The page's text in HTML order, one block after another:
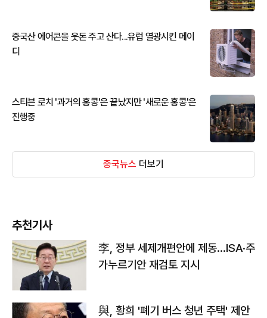
중국산 에어콘을 웃돈 주고 산다...유럽 열광시킨 메이
디
스티븐 로치 '과거의 홍콩'은 끝났지만 '새로운 홍콩'은
진행중
중국뉴스 더보기
추천기사
李, 정부 세제개편안에 제동…ISA·주
가누르기안 재검토 지시
與, 황희 '폐기 버스 청년 주택' 제안